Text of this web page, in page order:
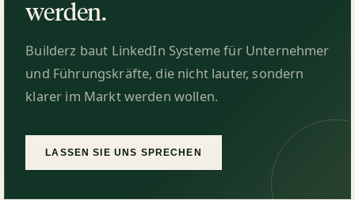
werden.
Builderz baut LinkedIn Systeme für Unternehmer
und Führungskräfte, die nicht lauter, sondern
klarer im Markt werden wollen.
LASSEN SIE UNS SPRECHEN